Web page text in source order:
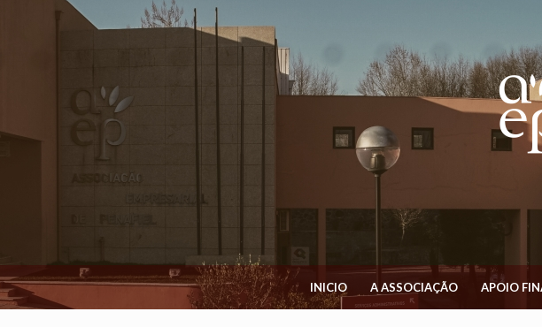
INICIO A ASSOCIAÇÃO APOIO